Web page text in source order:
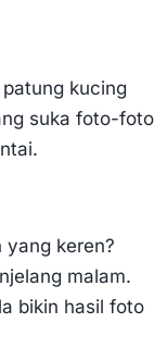
kucing
suka foto-foto
yang keren?
malam.
bikin hasil foto